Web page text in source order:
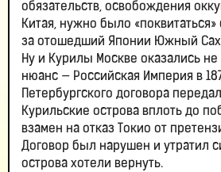
обязательств, освобождения
Китая, нужно было «поквитаться»
за отошедший Японии Южный
Ну и Курилы Москве оказались
нюанс — Российская Империя в
Петербургского договора
Курильские острова вплоть до
взамен на отказ Токио от
Договор был нарушен и утратил
острова хотели вернуть.